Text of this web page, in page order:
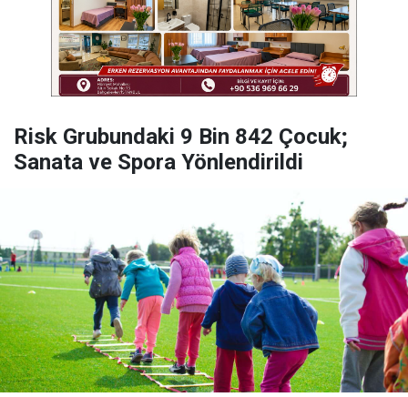
Risk Grubundaki 9 Bin 842 Çocuk;
Sanata ve Spora Yönlendirildi